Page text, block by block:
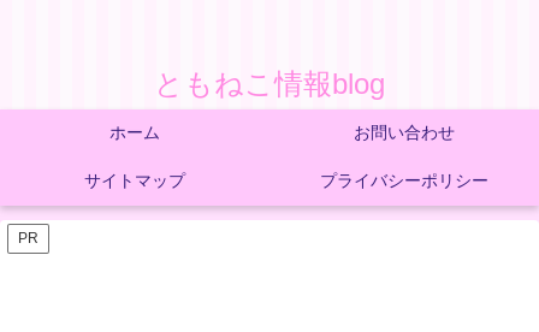
ともねこ情報blog
ホーム お問い合わせ
サイトマップ プライバシーポリシー
PR